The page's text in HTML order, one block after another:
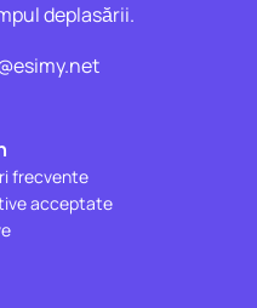
deplasării.
frecvente
acceptate